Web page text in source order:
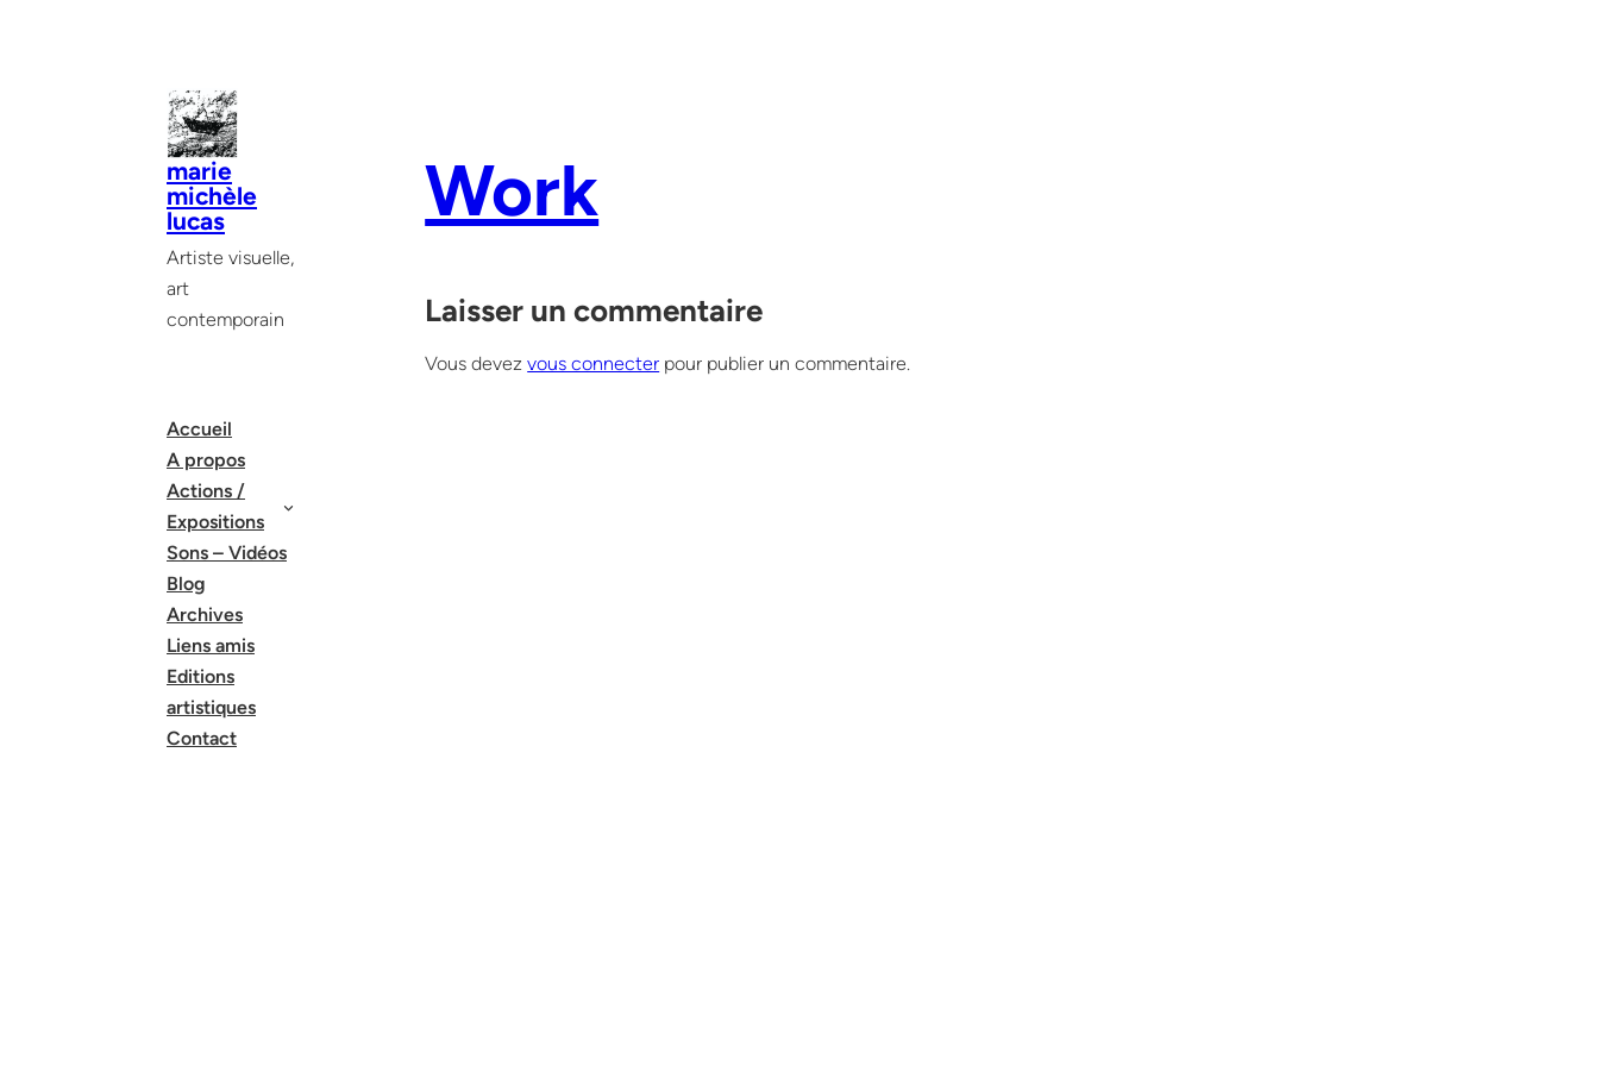
marie
michèle
lucas
Artiste visuelle,
art
contemporain
Accueil
A propos
Actions /
Expositions
Sons – Vidéos
Blog
Archives
Liens amis
Editions
artistiques
Contact
Work
Laisser un commentaire
Vous devezvous connecter pour publier un commentaire.